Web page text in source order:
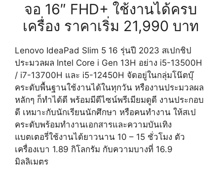
จอ 16″ FHD+ ใช้งานได้ครบ
เครื่อง ราคาเริ่ม 21,990 บาท
Lenovo IdeaPad Slim 5 16 รุ่นปี 2023 สเปกชิป
ประมวลผล Intel Core i Gen 13H อย่าง i5-13500H
/ i7-13700H และ i5-12450H จัดอยู่ในกลุ่มโน๊ตบุ๊
คระดับพื้นฐานใช้งานได้ในทุกวัน หรืองานประมวลผล
หลักๆ ก็ทำได้ดี พร้อมมีดีไซน์พรีเมียมดูดี งานประกอบ
ดี เหมาะกับนักเรียนนักศึกษา หรือคนทำงาน ให้สเป
คระดับพร้อมทำงานเอกสารและความบันเทิง
แบตเตอรี่ใช้งานได้ยาวนาน 10 – 15 ชั่วโมง ตัว
เครื่องเบา 1.89 กิโลกรัม กับความบางที่ 16.9
มิลลิเมตร